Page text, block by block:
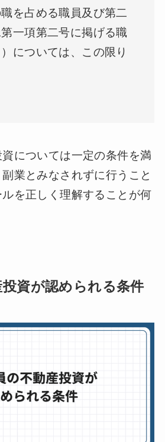
を占める職員及び第二
一項第二号に掲げる職
については、この限り
については一定の条件を満
業とみなされずに行うこと
を正しく理解することが何
資が認められる条件